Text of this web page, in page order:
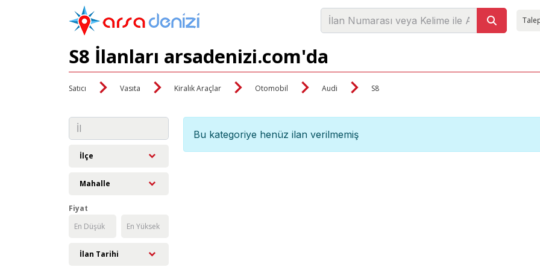
S8 İlanları arsadenizi.com'da
Satıcı Vasıta Kiralık Araçlar Otomobil Audi S8
İlçe
Mahalle
Fiyat
İlan Tarihi
Bu kategoriye henüz ilan verilmemiş